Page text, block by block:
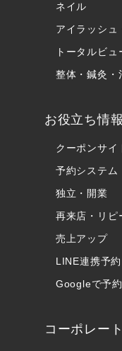
ネイル
アイラッシュ
トータルビュ
整体・鍼灸・
お役立ち情報
クーポンサイ
予約システム
独立・開業
再来店・リピ
売上アップ
LINE連携予約
Googleで予約
コーポレート